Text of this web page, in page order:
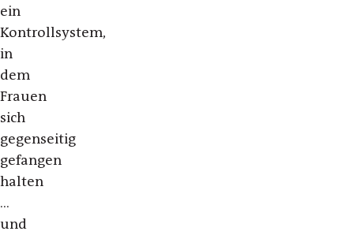
ein
Kontrollsystem,
in
dem
Frauen
sich
gegenseitig
gefangen
halten
…
und